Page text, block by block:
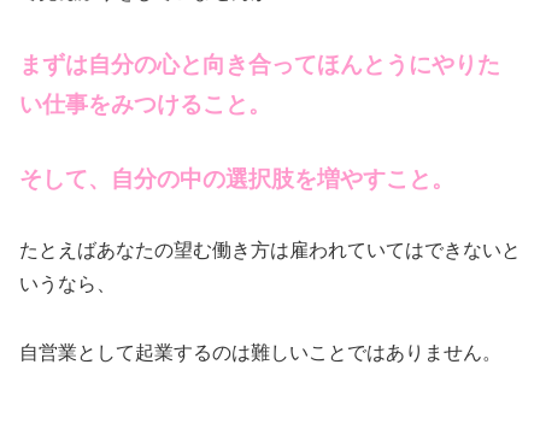
まずは自分の心と向き合ってほんとうにやりた
い仕事をみつけること。
そして、自分の中の選択肢を増やすこと。
たとえばあなたの望む働き方は雇われていてはできないと
いうなら、
自営業として起業するのは難しいことではありません。